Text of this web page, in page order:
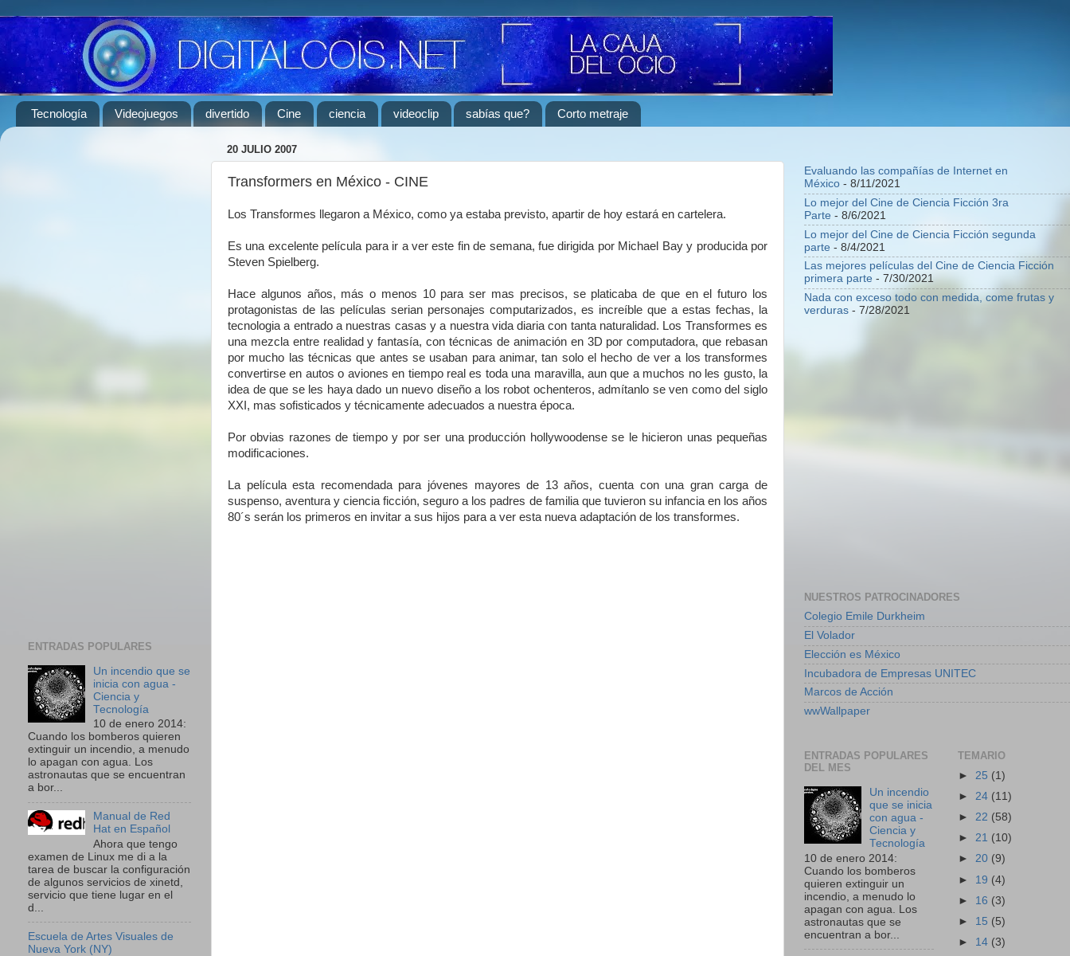
Tecnología Videojuegos divertido Cine ciencia videoclip sabías que? Corto metraje
20 JULIO 2007
Transformers en México - CINE
Los Transformes llegaron a México, como ya estaba previsto, apartir de hoy estará en cartelera.
Es una excelente película para ir a ver este fin de semana, fue dirigida por Michael Bay y producida por
Steven Spielberg.
Hace algunos años, más o menos 10 para ser mas precisos, se platicaba de que en el futuro los
protagonistas de las películas serian personajes computarizados, es increíble que a estas fechas, la
tecnologia a entrado a nuestras casas y a nuestra vida diaria con tanta naturalidad. Los Transformes es
una mezcla entre realidad y fantasía, con técnicas de animación en 3D por computadora, que rebasan
por mucho las técnicas que antes se usaban para animar, tan solo el hecho de ver a los transformes
convertirse en autos o aviones en tiempo real es toda una maravilla, aun que a muchos no les gusto, la
idea de que se les haya dado un nuevo diseño a los robot ochenteros, admítanlo se ven como del siglo
XXI, mas sofisticados y técnicamente adecuados a nuestra época.
Por obvias razones de tiempo y por ser una producción hollywoodense se le hicieron unas pequeñas
modificaciones.
La película esta recomendada para jóvenes mayores de 13 años, cuenta con una gran carga de
suspenso, aventura y ciencia ficción, seguro a los padres de familia que tuvieron su infancia en los años
80´s serán los primeros en invitar a sus hijos para a ver esta nueva adaptación de los transformes.
ENTRADAS POPULARES
Un incendio que se
inicia con agua -
Ciencia y
Tecnología
10 de enero 2014:
Cuando los bomberos quieren
extinguir un incendio, a menudo
lo apagan con agua. Los
astronautas que se encuentran
a bor...
Manual de Red
Hat en Español
Ahora que tengo
examen de Linux me di a la
tarea de buscar la configuración
de algunos servicios de xinetd,
servicio que tiene lugar en el
d...
Escuela de Artes Visuales de
Nueva York (NY)
Evaluando las compañías de Internet en
México - 8/11/2021
Lo mejor del Cine de Ciencia Ficción 3ra
Parte - 8/6/2021
Lo mejor del Cine de Ciencia Ficción segunda
parte - 8/4/2021
Las mejores películas del Cine de Ciencia Ficción
primera parte - 7/30/2021
Nada con exceso todo con medida, come frutas y
verduras - 7/28/2021
NUESTROS PATROCINADORES
Colegio Emile Durkheim
El Volador
Elección es México
Incubadora de Empresas UNITEC
Marcos de Acción
wwWallpaper
ENTRADAS POPULARES
DEL MES
Un incendio
que se inicia
con agua -
Ciencia y
Tecnología
10 de enero 2014:
Cuando los bomberos
quieren extinguir un
incendio, a menudo lo
apagan con agua. Los
astronautas que se
encuentran a bor...
TEMARIO
► 25 (1)
► 24 (11)
► 22 (58)
► 21 (10)
► 20 (9)
► 19 (4)
► 16 (3)
► 15 (5)
► 14 (3)